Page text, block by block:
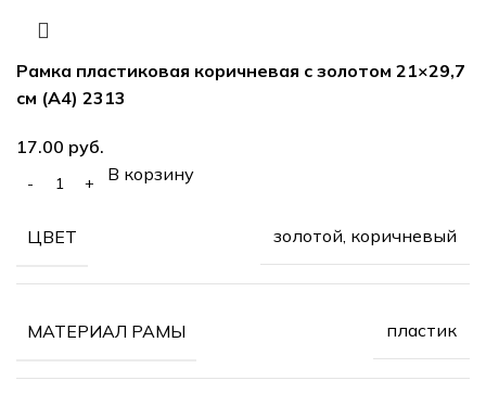
Рамка пластиковая коричневая с золотом 21×29,7
см (А4) 2313
руб.
В корзину
ЦВЕТ золотой, коричневый
МАТЕРИАЛ РАМЫ пластик